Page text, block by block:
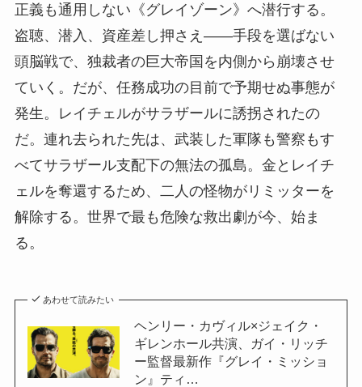
正義も通用しない《グレイゾーン》へ潜行する。
盗聴、潜入、資産差し押さえ――手段を選ばない
頭脳戦で、独裁者の巨大帝国を内側から崩壊させ
ていく。だが、任務成功の目前で予期せぬ事態が
発生。レイチェルがサラザールに誘拐されたの
だ。連れ去られた先は、武装した軍隊も警察もす
べてサラザール支配下の無法の孤島。金とレイチ
ェルを奪還するため、二人の怪物がリミッターを
解除する。世界で最も危険な救出劇が今、始ま
る。
あわせて読みたい
ヘンリー・カヴィル×ジェイク・
ギレンホール共演、ガイ・リッチ
ー監督最新作『グレイ・ミッショ
ン』ティ…